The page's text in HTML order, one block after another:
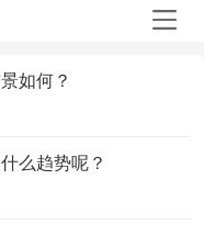
如何？
么趋势呢？